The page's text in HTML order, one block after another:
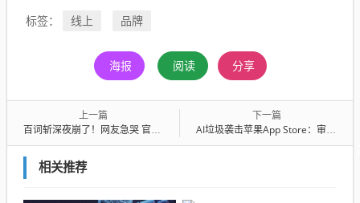
标签： 线上 品牌
海报 阅读 分享
上一篇
百词斩深夜崩了！网友急哭 官方回应：没打卡的放心了
下一篇
AI垃圾袭击苹果App Store：审核时间暴增至45天 开发者欲哭无泪
相关推荐